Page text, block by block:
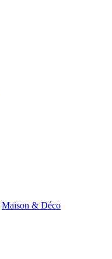
Maison & Déco